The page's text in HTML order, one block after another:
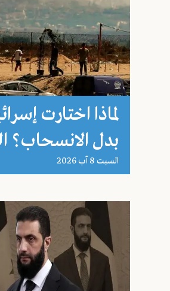
لماذا اختارت
بدل الانسحاب؟
السبت 8 آب 2026